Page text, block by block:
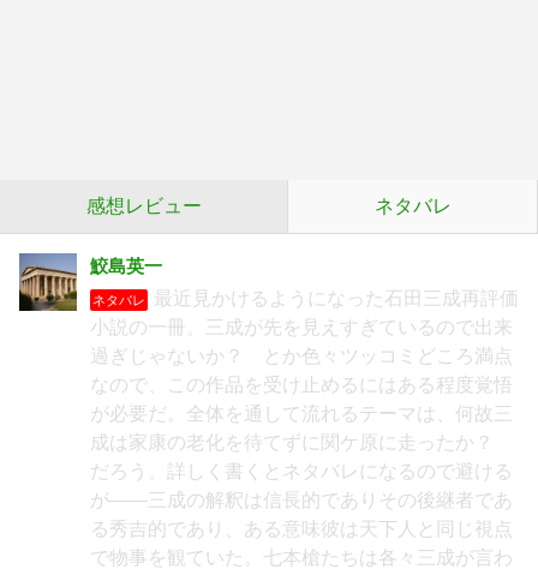
感想レビュー ネタバレ
鮫島英一
ネタバレ
最近見かけるようになった石田三成再評価
小説の一冊。三成が先を見えすぎているので出来
過ぎじゃないか？ とか色々ツッコミどころ満点
なので、この作品を受け止めるにはある程度覚悟
が必要だ。全体を通して流れるテーマは、何故三
成は家康の老化を待てずに関ケ原に走ったか？
だろう。詳しく書くとネタバレになるので避ける
が――三成の解釈は信長的でありその後継者であ
る秀吉的であり、ある意味彼は天下人と同じ視点
で物事を観ていた。七本槍たちは各々三成が言わ